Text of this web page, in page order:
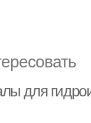
для